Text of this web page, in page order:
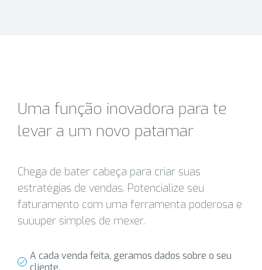
Uma função inovadora para te
levar a um novo patamar
Chega de bater cabeça para criar suas
estratégias de vendas. Potencialize seu
faturamento com uma ferramenta poderosa e
suuuper simples de mexer.
A cada venda feita, geramos dados sobre o seu
cliente.